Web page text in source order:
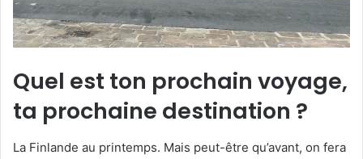
Quel est ton prochain voyage,
ta prochaine destination ?
La Finlande au printemps. Mais peut-être qu’avant, on fera